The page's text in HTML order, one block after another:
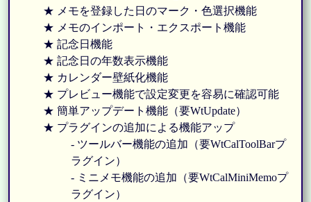
★ メモを登録した日のマーク・色選択機能
★ メモのインポート・エクスポート機能
★ 記念日機能
★ 記念日の年数表示機能
★ カレンダー壁紙化機能
★ プレビュー機能で設定変更を容易に確認可能
★ 簡単アップデート機能（要WtUpdate）
★ プラグインの追加による機能アップ
- ツールバー機能の追加（要WtCalToolBarプ
ラグイン）
- ミニメモ機能の追加（要WtCalMiniMemoプ
ラグイン）